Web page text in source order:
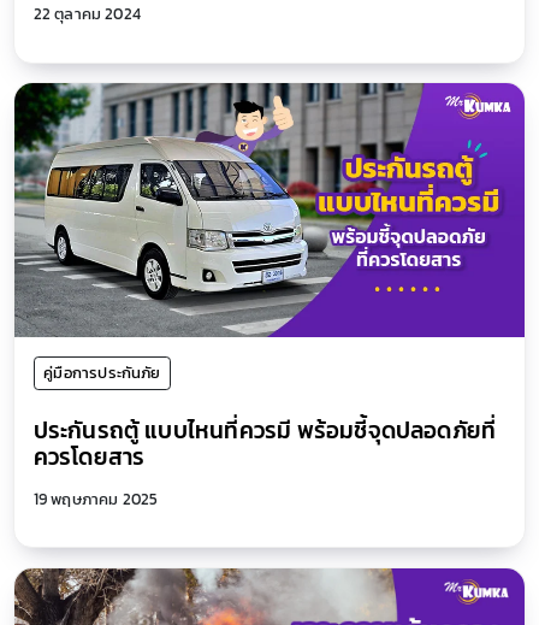
22 ตุลาคม 2024
คู่มือการประกันภัย
ประกันรถตู้ แบบไหนที่ควรมี พร้อมชี้จุดปลอดภัยที่
ควรโดยสาร
19 พฤษภาคม 2025